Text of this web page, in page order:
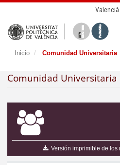
Valencià
Inicio Comunidad Universitaria
Comunidad Universitaria
Versión imprimible de